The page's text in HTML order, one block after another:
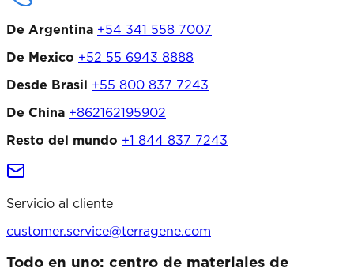
De Argentina +54 341 558 7007
De Mexico +52 55 6943 8888
Desde Brasil +55 800 837 7243
De China +862162195902
Resto del mundo +1 844 837 7243
Servicio al cliente
customer.service@terragene.com
Todo en uno: centro de materiales de